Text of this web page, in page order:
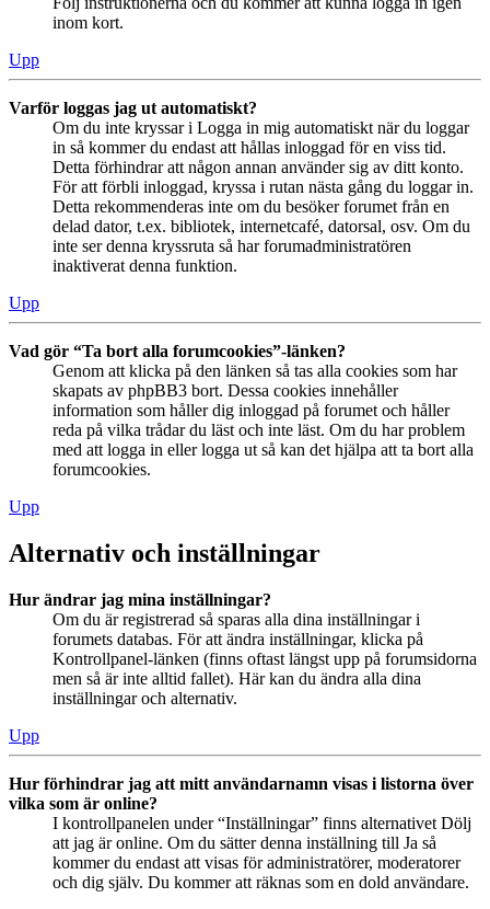
inom kort.
Upp
Varför loggas jag ut automatiskt?
Om du inte kryssar i Logga in mig automatiskt när du loggar
in så kommer du endast att hållas inloggad för en viss tid.
Detta förhindrar att någon annan använder sig av ditt konto.
För att förbli inloggad, kryssa i rutan nästa gång du loggar in.
Detta rekommenderas inte om du besöker forumet från en
delad dator, t.ex. bibliotek, internetcafé, datorsal, osv. Om du
inte ser denna kryssruta så har forumadministratören
inaktiverat denna funktion.
Upp
Vad gör “Ta bort alla forumcookies”-länken?
Genom att klicka på den länken så tas alla cookies som har
skapats av phpBB3 bort. Dessa cookies innehåller
information som håller dig inloggad på forumet och håller
reda på vilka trådar du läst och inte läst. Om du har problem
med att logga in eller logga ut så kan det hjälpa att ta bort alla
forumcookies.
Upp
Alternativ och inställningar
Hur ändrar jag mina inställningar?
Om du är registrerad så sparas alla dina inställningar i
forumets databas. För att ändra inställningar, klicka på
Kontrollpanel-länken (finns oftast längst upp på forumsidorna
men så är inte alltid fallet). Här kan du ändra alla dina
inställningar och alternativ.
Upp
Hur förhindrar jag att mitt användarnamn visas i listorna över
vilka som är online?
I kontrollpanelen under “Inställningar” finns alternativet Dölj
att jag är online. Om du sätter denna inställning till Ja så
kommer du endast att visas för administratörer, moderatorer
och dig själv. Du kommer att räknas som en dold användare.